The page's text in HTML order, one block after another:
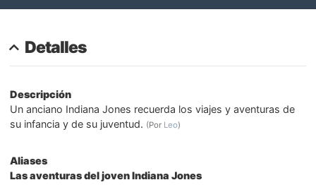
Detalles
Descripción
Un anciano Indiana Jones recuerda los viajes y aventuras de
su infancia y de su juventud. (Por Leo)
Aliases
Las aventuras del joven Indiana Jones